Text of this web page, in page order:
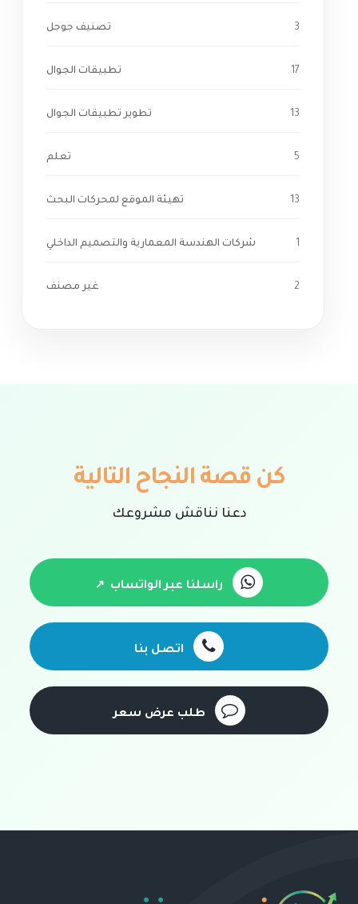
تصنيف جوجل 3
تطبيقات الجوال 17
تطوير تطبيقات الجوال 13
تعلم 5
تهيئة الموقع لمحركات البحث 13
شركات الهندسة المعمارية والتصميم الداخلي 1
غير مصنف 2
كن قصة النجاح التالية
دعنا نناقش مشروعك
راسلنا عبر الواتساب
اتصل بنا
طلب عرض سعر